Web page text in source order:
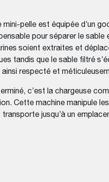
pelle est équipée d’un
pour séparer le sable
soient extraites et
tandis que le sable filtré
ainsi respecté et
c’est la chargeuse
Cette machine manipule
transporte jusqu’à un